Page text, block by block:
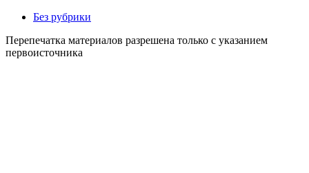
Без рубрики
Перепечатка материалов разрешена только с указанием
первоисточника